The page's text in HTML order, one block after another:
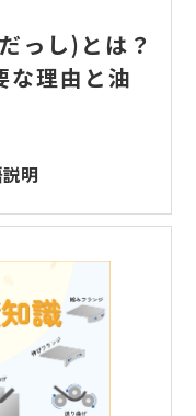
っし)とは？
な理由と油
明